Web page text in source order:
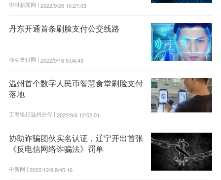
中时新闻网 | 2022/9/26 10:27:03
丹东开通首条刷脸支付公交线路
移动支付网 | 2022/9/16 9:04:43
温州首个数字人民币智慧食堂刷脸支付
落地
工商银行温州分行 | 2022/9/6 12:52:01
协助诈骗团伙实名认证，辽宁开出首张
《反电信网络诈骗法》罚单
中新网 | 2022/12/9 9:45:16